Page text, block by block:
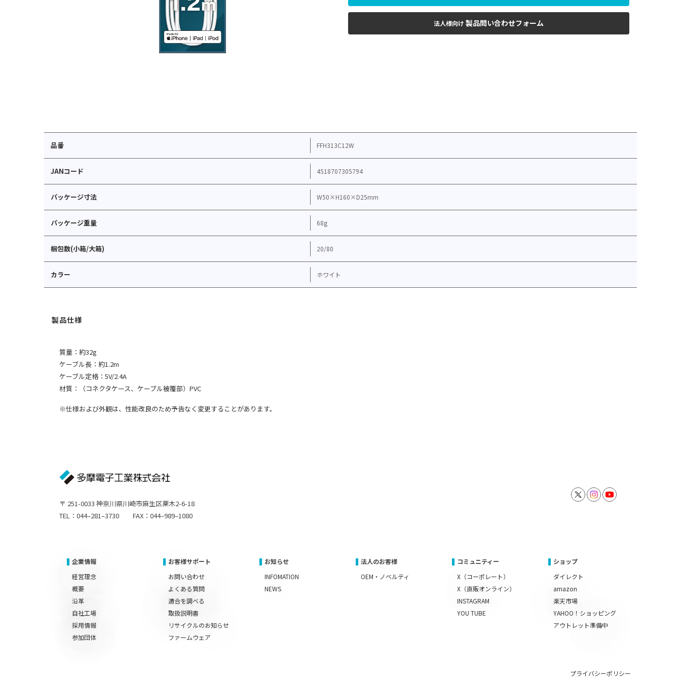
法人様向け 製品問い合わせフォーム
品番 FFH313C12W
JANコード 4518707305794
パッケージ寸法 W50×H160×D25mm
パッケージ重量 68g
梱包数(小箱/大箱) 20/80
カラー ホワイト
質量：約32g
ケーブル長：約1.2m
ケーブル定格：5V/2.4A
材質：（コネクタケース、ケーブル被覆部）PVC
※仕様および外観は、性能改良のため予告なく変更することがあります。
〒 251-0033 神奈川県川崎市麻生区栗木2-6-18
TEL：044–281–3730 FAX：044–989–1080
企業情報
経営理念
概要
沿革
自社工場
採用情報
参加団体
お客様サポート
お問い合わせ
よくある質問
適合を調べる
取扱説明書
リサイクルのお知らせ
ファームウェア
お知らせ
INFOMATION
NEWS
法人のお客様
OEM・ノベルティ
コミュニティー
X（コーポレート）
X（直販オンライン）
INSTAGRAM
YOU TUBE
ショップ
ダイレクト
amazon
楽天市場
YAHOO！ショッピング
アウトレット準備中
プライバシーポリシー